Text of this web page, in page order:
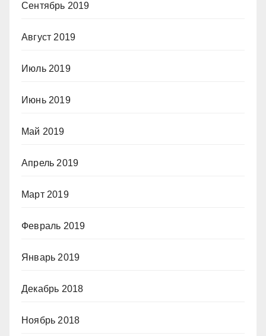
Сентябрь 2019
Август 2019
Июль 2019
Июнь 2019
Май 2019
Апрель 2019
Март 2019
Февраль 2019
Январь 2019
Декабрь 2018
Ноябрь 2018